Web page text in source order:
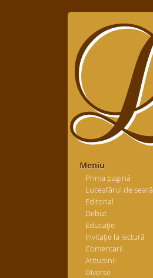
Meniu
Prima pagină
Luceafărul de seară
Editorial
Debut
Educaţie
Invitaţie la lectură
Comentarii
Atitudinii
Diverse